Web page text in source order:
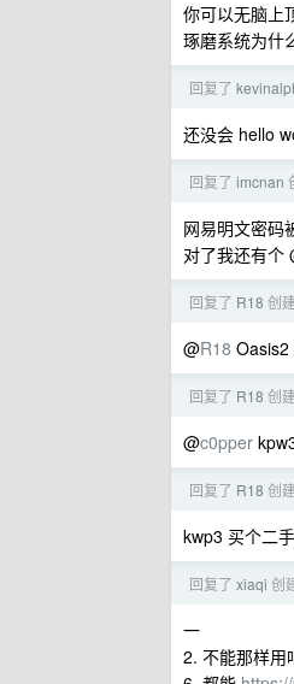
你可以无脑上
琢磨系统为什
回复了
还没会 hello
回复了 imcnan
网易明文密码
对了我还有个
回复了 R18 创
@R18
回复了 R18 创
@c0pper
回复了 R18 创
kwp3 买个二
回复了 xiaqi 创
一
2. 不能那样用